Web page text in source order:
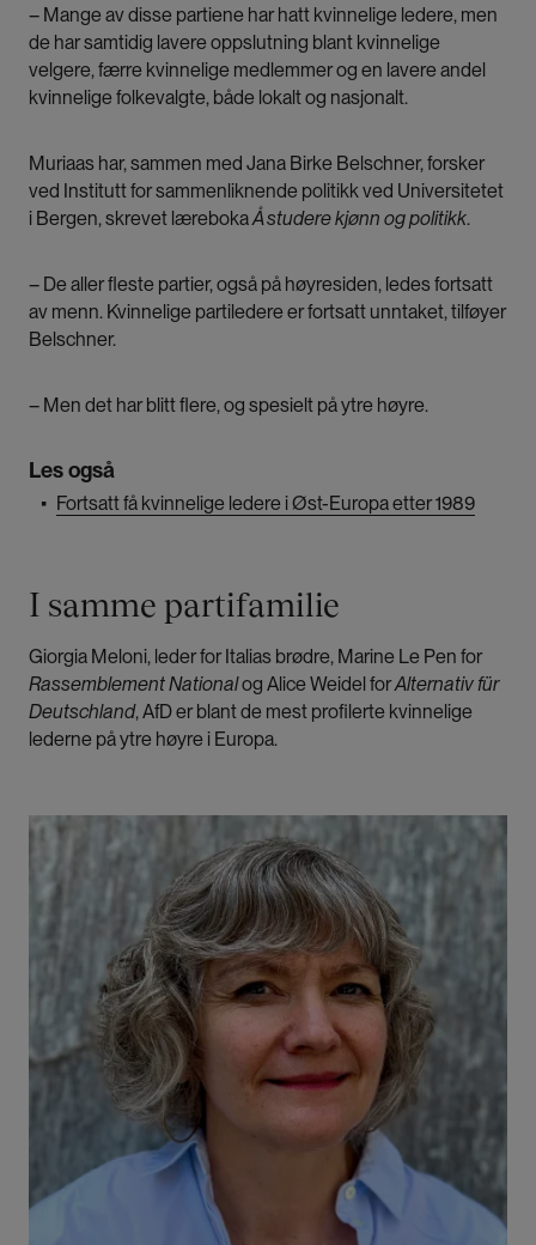
– Mange av disse partiene har hatt kvinnelige ledere, men
de har samtidig lavere oppslutning blant kvinnelige
velgere, færre kvinnelige medlemmer og en lavere andel
kvinnelige folkevalgte, både lokalt og nasjonalt.
Muriaas har, sammen med Jana Birke Belschner, forsker
ved Institutt for sammenliknende politikk ved Universitetet
i Bergen, skrevet lærebokaÅ studere kjønn og politikk.
– De aller fleste partier, også på høyresiden, ledes fortsatt
av menn. Kvinnelige partiledere er fortsatt unntaket, tilføyer
Belschner.
– Men det har blitt flere, og spesielt på ytre høyre.
Les også
▪ Fortsatt få kvinnelige ledere i Øst-Europa etter 1989
I samme partifamilie
Giorgia Meloni, leder for Italias brødre, Marine Le Pen for
Rassemblement Nationalog Alice Weidel forAlternativ für
Deutschland, AfD er blant de mest profilerte kvinnelige
lederne på ytre høyre i Europa.
Bilde